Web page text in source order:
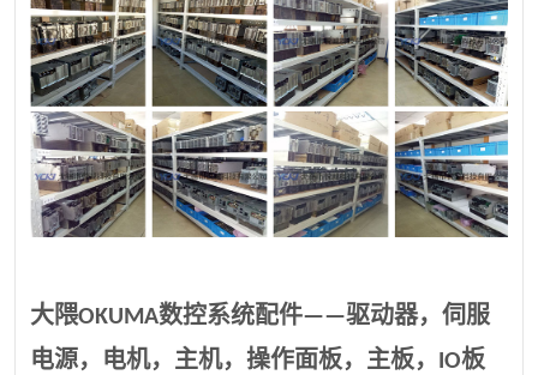
大隈OKUMA数控系统配件——驱动器，伺服
电源，电机，主机，操作面板，主板，IO板